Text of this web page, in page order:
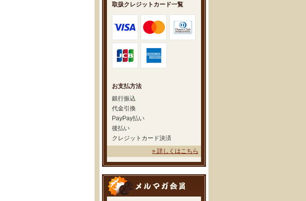
取扱クレジットカード一覧
お支払方法
銀行振込
代金引換
PayPay払い
後払い
クレジットカード決済
» 詳しくはこちら